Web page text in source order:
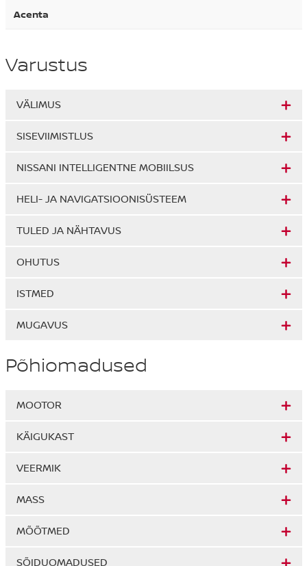
Acenta
Varustus
VÄLIMUS
SISEVIIMISTLUS
NISSANI INTELLIGENTNE MOBIILSUS
HELI- JA NAVIGATSIOONISÜSTEEM
TULED JA NÄHTAVUS
OHUTUS
ISTMED
MUGAVUS
Põhiomadused
MOOTOR
KÄIGUKAST
VEERMIK
MASS
MÕÕTMED
SÕIDUOMADUSED